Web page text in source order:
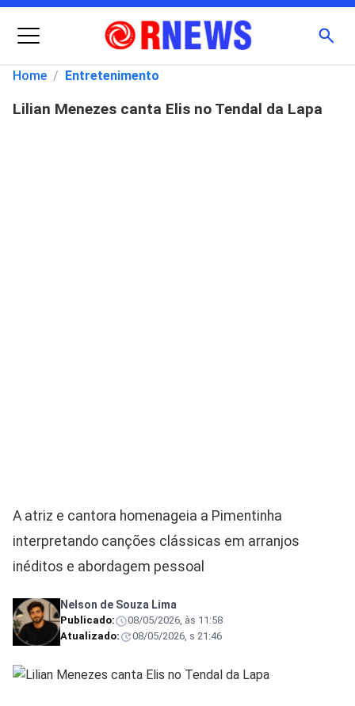
Menu
Pesquisar
Home / Entretenimento
Lilian Menezes canta Elis no Tendal da Lapa
A atriz e cantora homenageia a Pimentinha
interpretando canções clássicas em arranjos
inéditos e abordagem pessoal
Nelson de Souza Lima
Publicado:
08/05/2026, às 11:58
Atualizado:
08/05/2026, s 21:46